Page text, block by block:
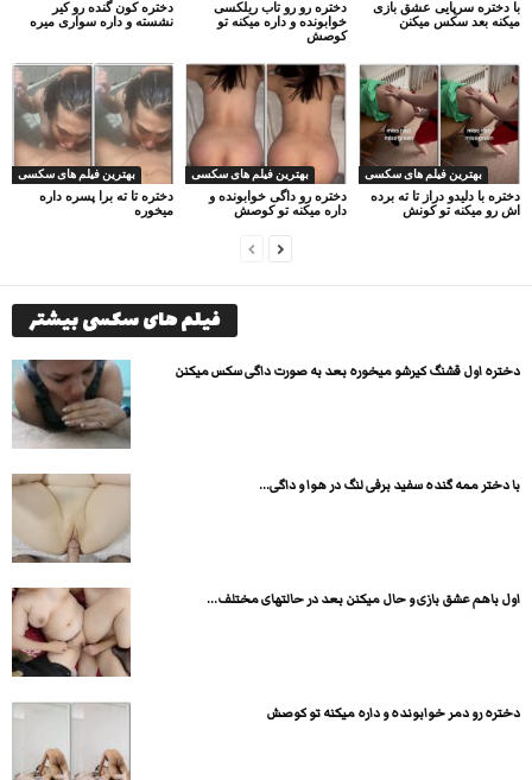
دختره کون گنده رو کیر
نشسته و داره سواری میره
دختره رو رو تاب ریلکسی
خوابونده و داره میکنه تو
کوصش
با دختره سرپایی عشق بازی
میکنه بعد سکس میکنن
بهترین فیلم های سکسی
دختره تا ته برا پسره داره
میخوره
بهترین فیلم های سکسی
دختره رو داگی خوابونده و
داره میکنه تو کوصش
بهترین فیلم های سکسی
دختره با دلیدو دراز تا ته برده
اش رو میکنه تو کونش
فیلم های سکسی بیشتر
دختره اول قشنگ کیرشو میخوره بعد به صورت داگی سکس میکنن
با دختر ممه گنده سفید برفی لنگ در هوا و داگی...
اول باهم عشق بازی و حال میکنن بعد در حالتهای مختلف...
دختره رو دمر خوابونده و داره میکنه تو کوصش